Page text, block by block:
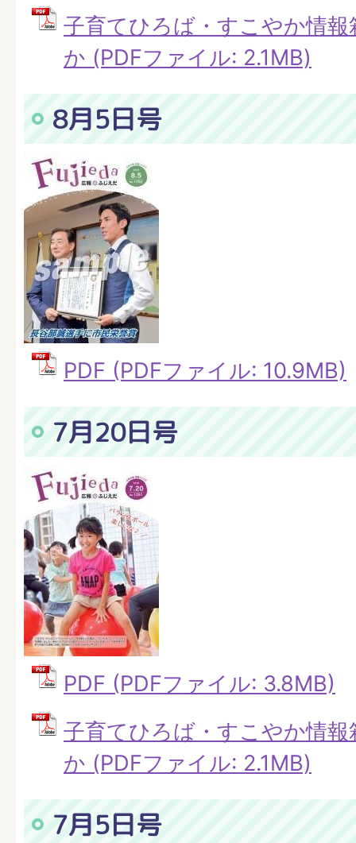
子育てひろば・すこやか情報
か (PDFファイル: 2.1MB)
8月5日号
PDF (PDFファイル: 10.9MB)
7月20日号
PDF (PDFファイル: 3.8MB)
子育てひろば・すこやか情報
か (PDFファイル: 2.1MB)
7月5日号